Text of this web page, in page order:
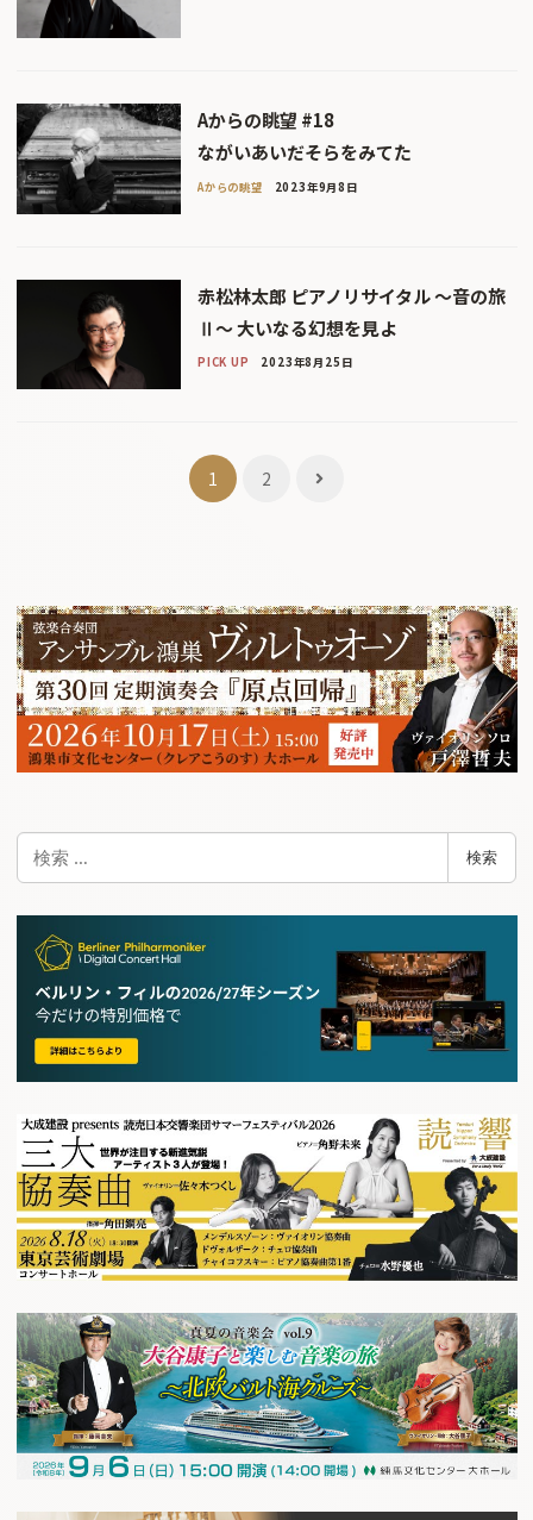
Aからの眺望 #18
ながいあいだそらをみてた
Aからの眺望 2023年9月8日
赤松林太郎 ピアノリサイタル 〜音の旅
Ⅱ〜 大いなる幻想を見よ
PICK UP 2023年8月25日
ゲ
ー
シ
ョ
ン
1 2
検
検索